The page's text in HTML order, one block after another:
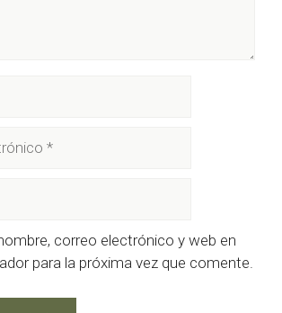
correo electrónico y web en
para la próxima vez que comente.